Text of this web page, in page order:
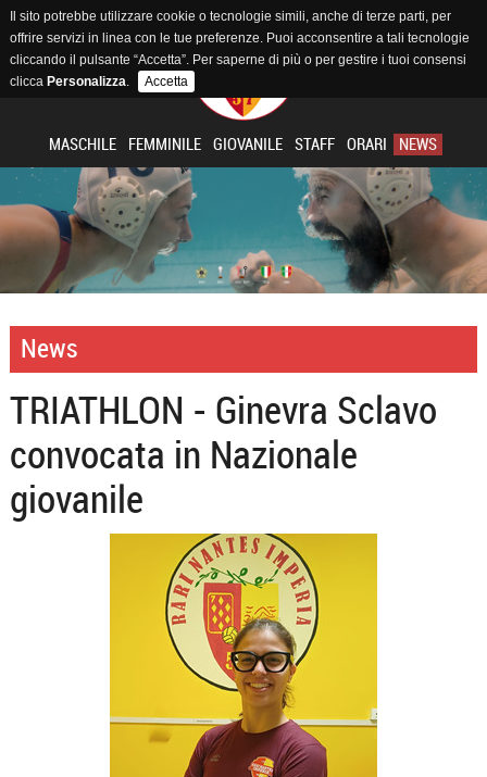
MASCHILE FEMMINILE GIOVANILE STAFF ORARI NEWS
News
TRIATHLON - Ginevra Sclavo
convocata in Nazionale
giovanile
Il sito potrebbe utilizzare cookie o tecnologie simili, anche di terze parti, per
offrire servizi in linea con le tue preferenze. Puoi acconsentire a tali tecnologie
cliccando il pulsante “Accetta”. Per saperne di più o per gestire i tuoi consensi
clicca Personalizza. Accetta